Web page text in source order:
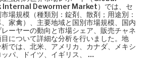
Dewormer Market）では、セ
場規模（種類別：錠剤、散剤；用途別：
家禽）、主要地域と国別市場規模、国内
ーヤーの動向と市場シェア、販売チャネ
目について詳細な分析を行いました。地
では、北米、アメリカ、カナダ、メキシ
ッパ、ドイツ、イギリス、 …